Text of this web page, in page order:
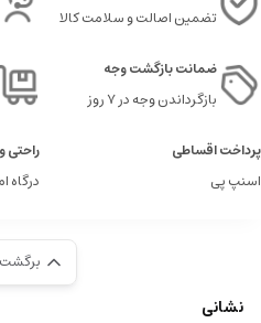
تضمین اصالت و سلامت کالا
ضمانت بازگشت وجه
بازگرداندن وجه در ۷ روز
پرداخت اقساطی
اسنپ پی
راحتی
درگاه
برگشت
نشانی